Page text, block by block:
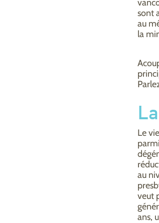
sont
au
la
Le
au
veut
ans,